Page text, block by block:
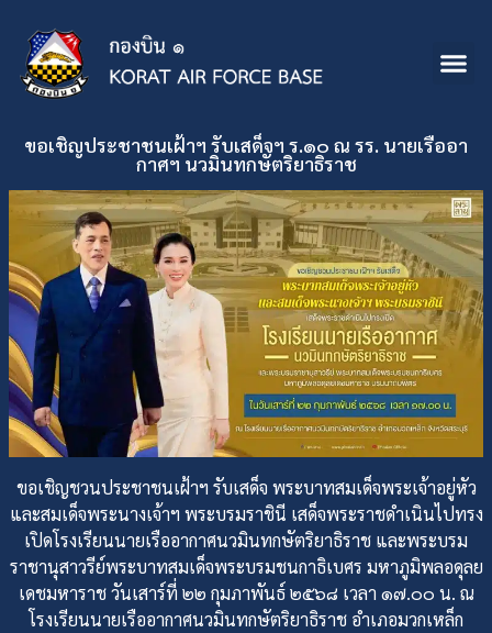
ขอเชิญประชาชนเฝ้าฯ รับเสด็จฯ ร.๑๐ ณ รร. นายเรืออา
กาศฯ นวมินทกษัตริยาธิราช
ขอเชิญชวนประชาชนเฝ้าฯ รับเสด็จ พระบาทสมเด็จพระเจ้าอยู่หัว
และสมเด็จพระนางเจ้าฯ พระบรมราชินี เสด็จพระราชดำเนินไปทรง
เปิดโรงเรียนนายเรืออากาศนวมินทกษัตริยาธิราช และพระบรม
ราชานุสาวรีย์พระบาทสมเด็จพระบรมชนกาธิเบศร มหาภูมิพลอดุลย
เดชมหาราช วันเสาร์ที่ ๒๒ กุมภาพันธ์ ๒๕๖๘ เวลา ๑๗.๐๐ น. ณ
โรงเรียนนายเรืออากาศนวมินทกษัตริยาธิราช อำเภอมวกเหล็ก